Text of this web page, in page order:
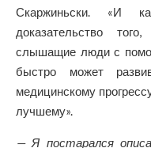
Скаржиньски. «И
доказательство
слышащие люди с
быстро может
медицинскому
лучшему».
— Я постарался